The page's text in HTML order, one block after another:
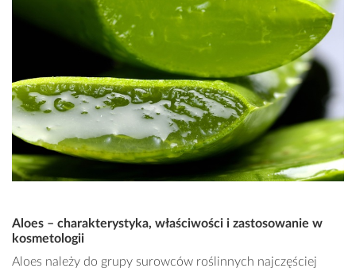
Aloes – charakterystyka, właściwości i zastosowanie w
kosmetologii
Aloes należy do grupy surowców roślinnych najczęściej